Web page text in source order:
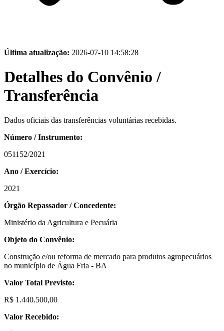
Última atualização: 2026-07-10 14:58:28
Detalhes do Convênio /
Transferência
Dados oficiais das transferências voluntárias recebidas.
Número / Instrumento:
051152/2021
Ano / Exercício:
2021
Órgão Repassador / Concedente:
Ministério da Agricultura e Pecuária
Objeto do Convênio:
Construção e/ou reforma de mercado para produtos agropecuários
no município de Água Fria - BA
Valor Total Previsto:
R$ 1.440.500,00
Valor Recebido: